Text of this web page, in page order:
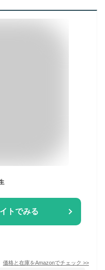
トでみる
価格と在庫をAmazonでチェック >>